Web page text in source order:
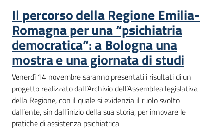
Il percorso della Regione Emilia-
Romagna per una “psichiatria
democratica”: a Bologna una
mostra e una giornata di studi
Venerdì 14 novembre saranno presentati i risultati di un
progetto realizzato dall’Archivio dell’Assemblea legislativa
della Regione, con il quale si evidenzia il ruolo svolto
dall’ente, sin dall’inizio della sua storia, per innovare le
pratiche di assistenza psichiatrica